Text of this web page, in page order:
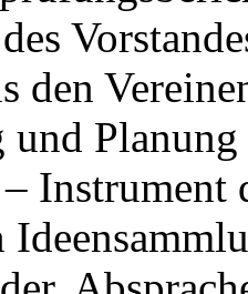
den
und
Instrument